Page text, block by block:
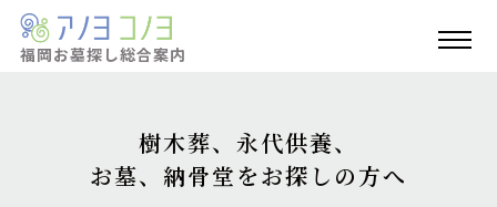
福岡お墓探し総合案内
樹木葬、永代供養、
お墓、納骨堂をお探しの方へ